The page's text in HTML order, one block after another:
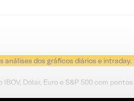
análises dos gráficos diários e intraday.
IBOV, Dólar, Euro e S&P 500 com